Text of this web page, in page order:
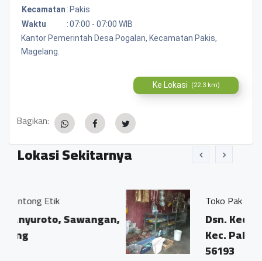
Kecamatan : Pakis
Waktu
:07:00 - 07:00 WIB
Kantor Pemerintah Desa Pogalan, Kecamatan Pakis,
Magelang.
Ke Lokasi (22.3 km)
Bagikan:
Lokasi Sekitarnya
Toko Pak Madyono
Dsn. Keditan, Desa
Kec. Pakis, Kab.
56193